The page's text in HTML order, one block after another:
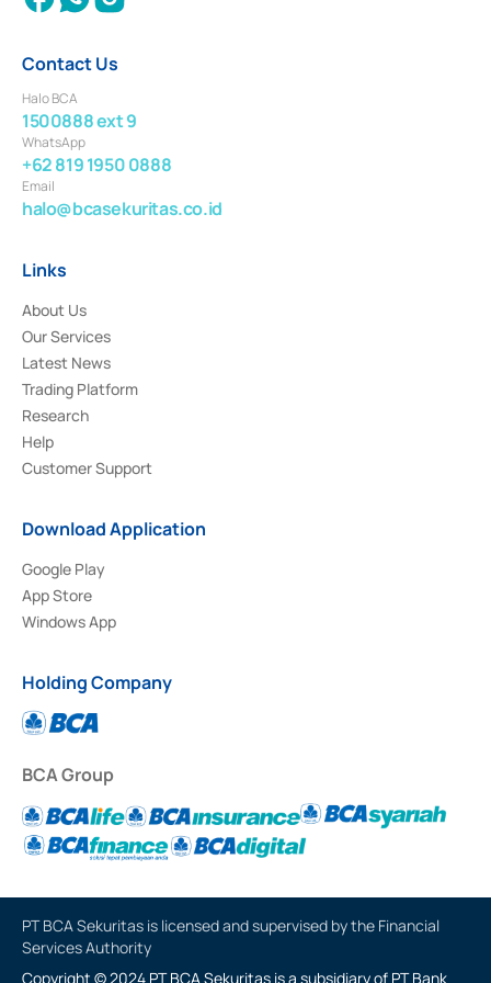
Contact Us
Halo BCA
1500888 ext 9
WhatsApp
+62 819 1950 0888
Email
halo@bcasekuritas.co.id
Links
About Us
Our Services
Latest News
Trading Platform
Research
Help
Customer Support
Download Application
Google Play
App Store
Windows App
Holding Company
BCA Group
PT BCA Sekuritas is licensed and supervised by the Financial
Services Authority
Copyright © 2024 PT BCA Sekuritas is a subsidiary of PT Bank